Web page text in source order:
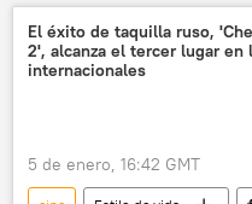
El éxito de taquilla ruso,
2', alcanza el tercer lugar en
internacionales
5 de enero, 16:42 GMT